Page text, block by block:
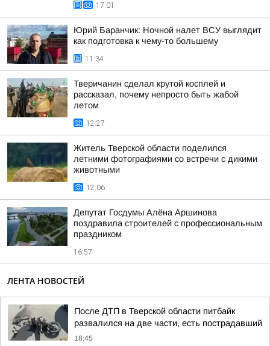
17:01
Юрий Баранчик: Ночной налет ВСУ выглядит
как подготовка к чему-то большему
11:34
Тверичанин сделал крутой косплей и
рассказал, почему непросто быть жабой
летом
12:27
Житель Тверской области поделился
летними фотографиями со встречи с дикими
животными
12:06
Депутат Госдумы Алёна Аршинова
поздравила строителей с профессиональным
праздником
16:57
ЛЕНТА НОВОСТЕЙ
После ДТП в Тверской области питбайк
развалился на две части, есть пострадавший
18:45